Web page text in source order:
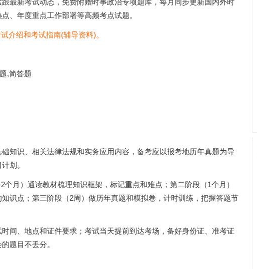
最新考试动态，免费附赠时事政治专项题库，每月同步更新国内外时
、年度重点工作部署等高频考点试题。
介绍和考试指南(辅导资料)。
,简答题
知识、相关法律法规和实务应用内容，备考应以报考地历年真题为导
划。
月）通读教材梳理知识框架，标记重点和难点；第二阶段（1个月）
识点；第三阶段（2周）做历年真题和模拟卷，计时训练，把握答题节
间、地点和证件要求；考试当天提前到达考场，备好身份证、准考证
题目不丢分。